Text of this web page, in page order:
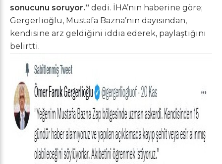
sonucunu soruyor.” dedi. İHA’nın haberine göre;
Gergerlioğlu, Mustafa Bazna’nın dayısından,
kendisine arz geldiğini iddia ederek, paylaştığını
belirtti.